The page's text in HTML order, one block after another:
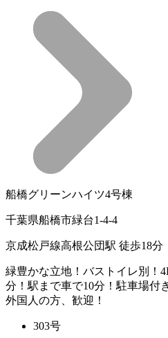
船橋グリーンハイツ4号棟
千葉県船橋市緑台1-4-4
京成松戸線高根公団駅 徒歩18分
緑豊かな立地！バストイレ別！
分！駅まで車で10分！駐車場付
外国人の方、歓迎！
303号